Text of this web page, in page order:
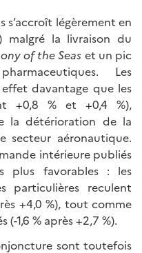
s’accroît légèrement en
malgré la livraison du
of the Seas et un pic
Les
davantage que les
+0,8 % et +0,4 %),
la détérioration de la
secteur aéronautique.
intérieure publiés
plus favorables : les
particulières reculent
+4,0 %), tout comme
1,6 % après +2,7 %).
sont toutefois